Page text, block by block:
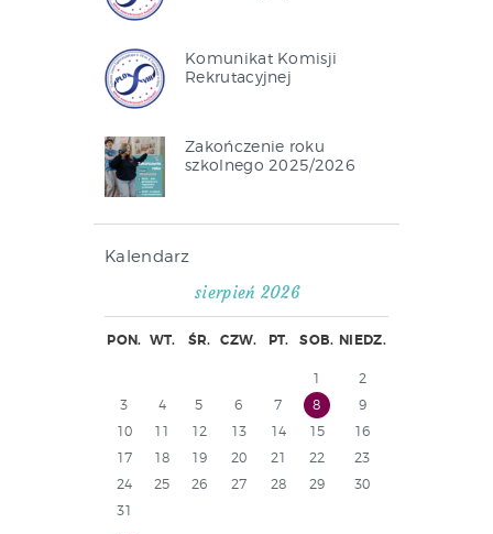
Komunikat Komisji
Rekrutacyjnej
Zakończenie roku
szkolnego 2025/2026
Kalendarz
sierpień 2026
PON. WT. ŚR. CZW. PT. SOB. NIEDZ.
1
2
3
4 5 6 7 8
9
10
11 12 13 14 15
16
17
18 19 20 21 22
23
24
25 26 27 28 29
30
31